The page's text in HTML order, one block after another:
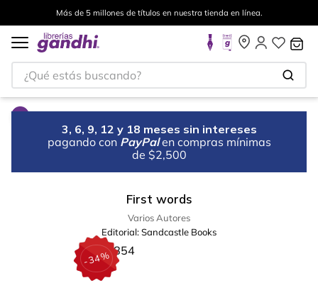
Más de 5 millones de títulos en nuestra tienda en línea.
¿Qué estás buscando?
3, 6, 9, 12 y 18 meses sin intereses
pagando con PayPal en compras mínimas
de $2,500
First words
Varios Autores
Editorial:Sandcastle Books
-34%